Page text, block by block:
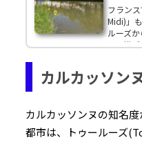
フラン
Midi)」
ルーズ
て、総
カルカッソン
カルカッソンヌの知名
都市は、トゥールーズ